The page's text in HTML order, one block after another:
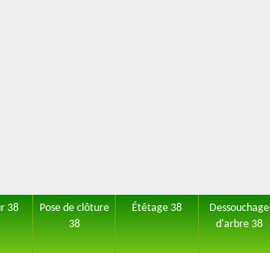
38
Pose de clôture
38
Étêtage 38
Dessouchage
d'arbre 38